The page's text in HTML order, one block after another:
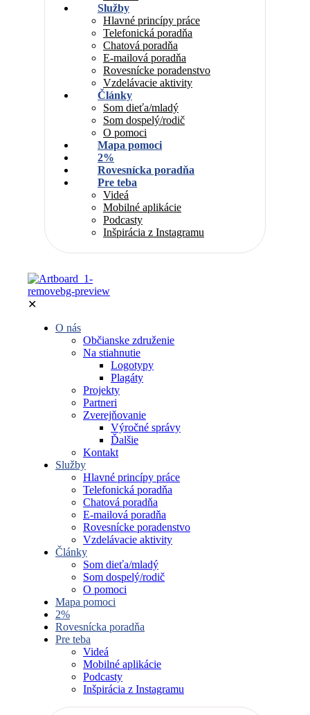
Služby
Hlavné princípy práce
Telefonická poradňa
Chatová poradňa
E-mailová poradňa
Rovesnícke poradenstvo
Vzdelávacie aktivity
Články
Som dieťa/mladý
Som dospelý/rodič
O pomoci
Mapa pomoci
2%
Rovesnícka poradňa
Pre teba
Videá
Mobilné aplikácie
Podcasty
Inšpirácia z Instagramu
✕
O nás
Občianske združenie
Na stiahnutie
Logotypy
Plagáty
Projekty
Partneri
Zverejňovanie
Výročné správy
Ďalšie
Kontakt
Služby
Hlavné princípy práce
Telefonická poradňa
Chatová poradňa
E-mailová poradňa
Rovesnícke poradenstvo
Vzdelávacie aktivity
Články
Som dieťa/mladý
Som dospelý/rodič
O pomoci
Mapa pomoci
2%
Rovesnícka poradňa
Pre teba
Videá
Mobilné aplikácie
Podcasty
Inšpirácia z Instagramu